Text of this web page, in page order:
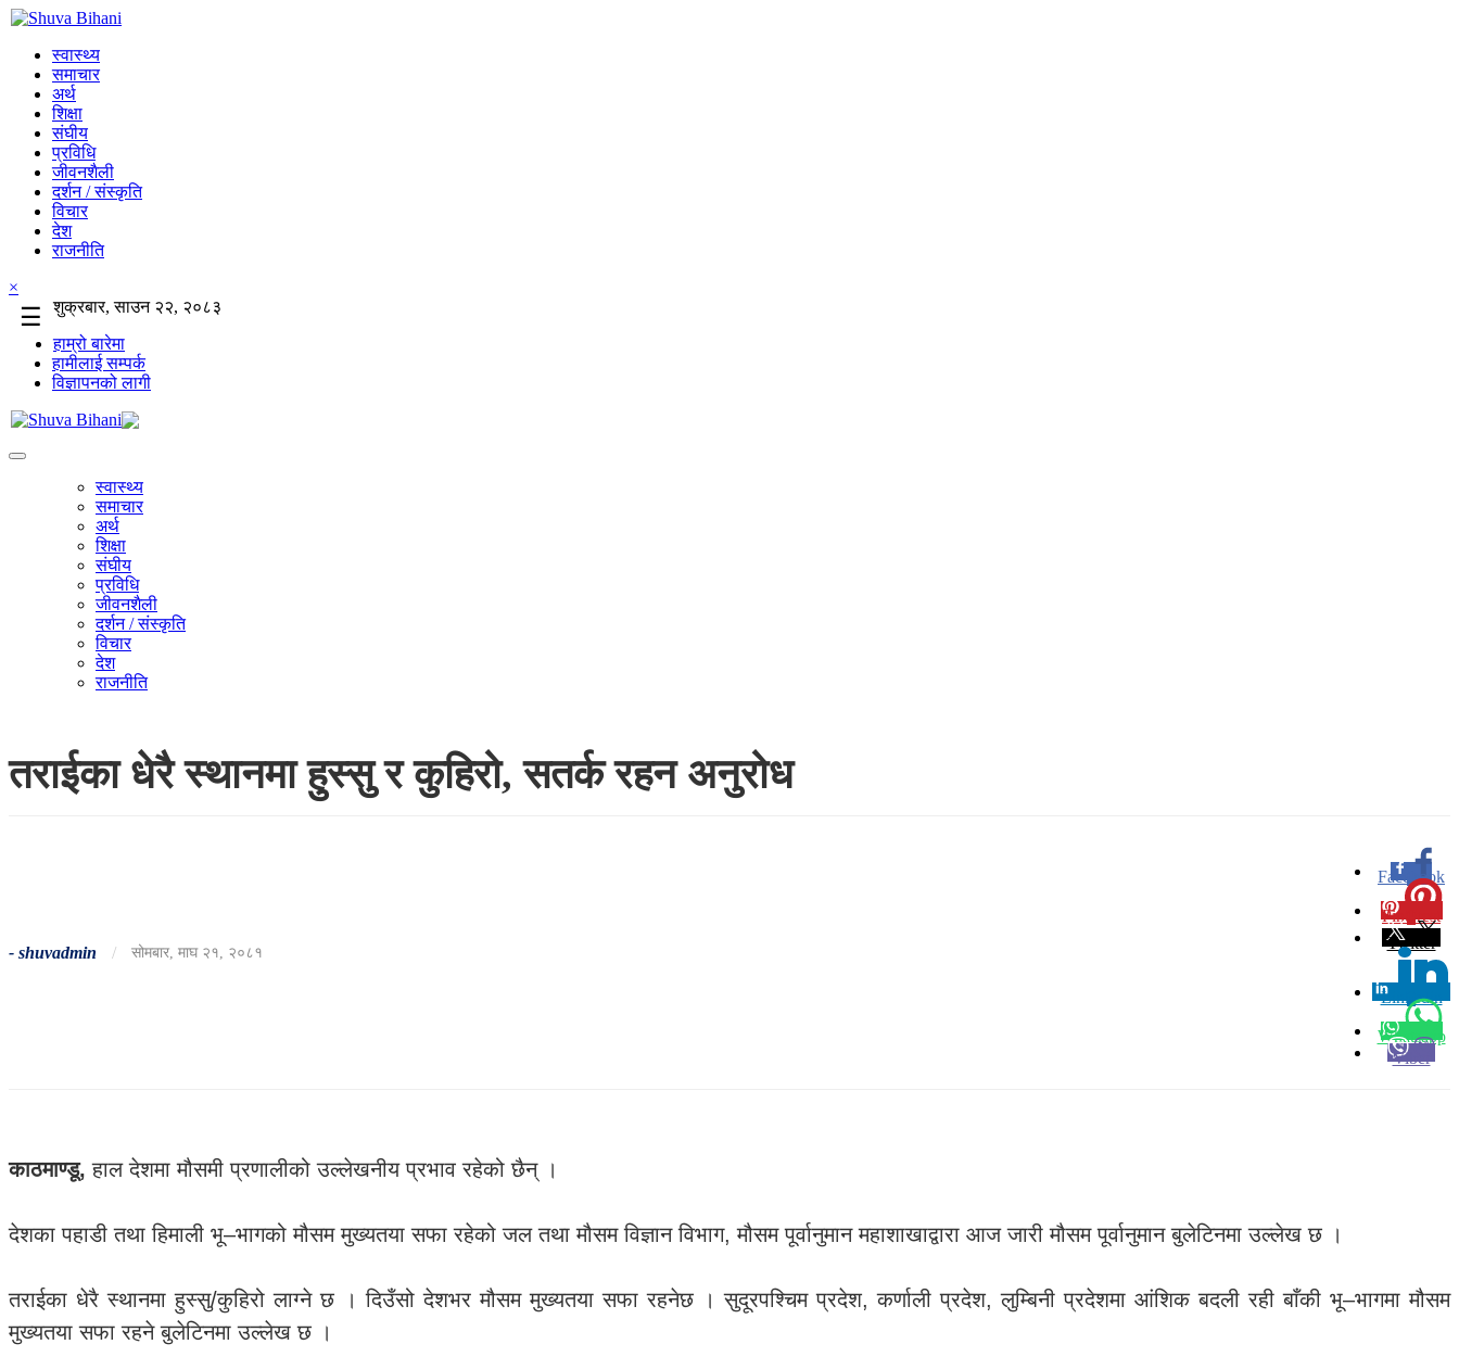
स्वास्थ्य
समाचार
अर्थ
शिक्षा
संघीय
प्रविधि
जीवनशैली
दर्शन / संस्कृति
विचार
देश
राजनीति
×
☰
शुक्रबार, साउन २२, २०८३
हाम्रो बारेमा
हामीलाई सम्पर्क
विज्ञापनको लागी
स्वास्थ्य
समाचार
अर्थ
शिक्षा
संघीय
प्रविधि
जीवनशैली
दर्शन / संस्कृति
विचार
देश
राजनीति
तराईका धेरै स्थानमा हुस्सु र कुहिरो, सतर्क रहन अनुरोध
- shuvadmin / सोमबार, माघ २१, २०८१
Facebook
0
Pinterest
Twitter
Linkedin
0
Whatsapp
Viber
काठमाण्डू, हाल देशमा मौसमी प्रणालीको उल्लेखनीय प्रभाव रहेको छैन् ।
देशका पहाडी तथा हिमाली भू–भागको मौसम मुख्यतया सफा रहेको जल तथा मौसम विज्ञान विभाग, मौसम पूर्वानुमान महाशाखाद्वारा आज जारी मौसम पूर्वानुमान बुलेटिनमा उल्लेख छ ।
तराईका धेरै स्थानमा हुस्सु/कुहिरो लाग्ने छ । दिउँसो देशभर मौसम मुख्यतया सफा रहनेछ । सुदूरपश्चिम प्रदेश, कर्णाली प्रदेश, लुम्बिनी प्रदेशमा आंशिक बदली रही बाँकी भू–भागमा मौसम
मुख्यतया सफा रहने बुलेटिनमा उल्लेख छ ।